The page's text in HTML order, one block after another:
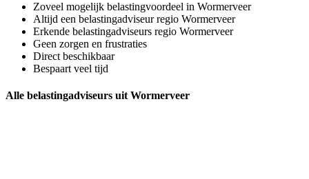
Zoveel mogelijk belastingvoordeel in Wormerveer
Altijd een belastingadviseur regio Wormerveer
Erkende belastingadviseurs regio Wormerveer
Geen zorgen en frustraties
Direct beschikbaar
Bespaart veel tijd
Alle belastingadviseurs uit Wormerveer